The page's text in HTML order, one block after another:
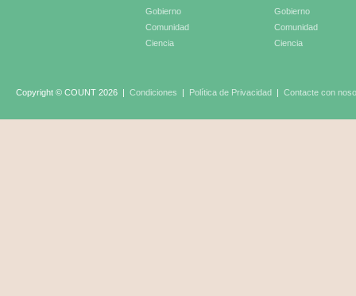
Gobierno
Comunidad
Ciencia
Gobierno
Comunidad
Ciencia
Copyright © COUNT 2026 | Condiciones | Política de Privacidad | Contacte con